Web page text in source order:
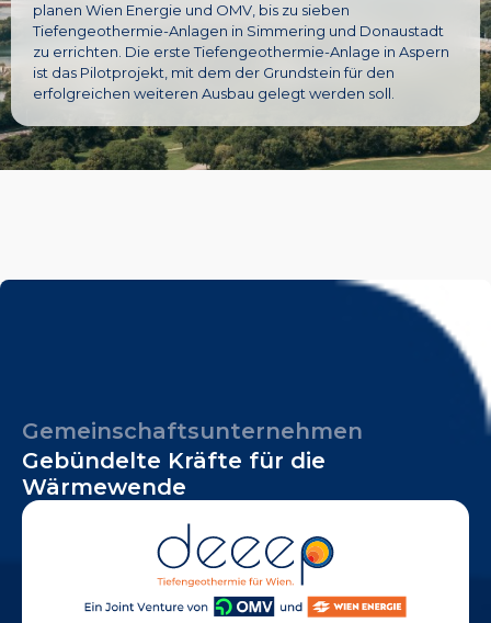
planen Wien Energie und OMV, bis zu sieben
Tiefengeothermie-Anlagen in Simmering und Donaustadt
zu errichten. Die erste Tiefengeothermie-Anlage in Aspern
ist das Pilotprojekt, mit dem der Grundstein für den
erfolgreichen weiteren Ausbau gelegt werden soll.
Gemeinschaftsunternehmen
Gebündelte Kräfte für die
Wärmewende